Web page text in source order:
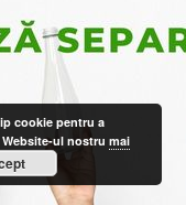
cookie pentru a
Website-ul nostrumai